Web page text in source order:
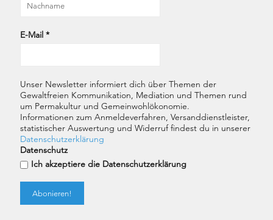
E-Mail *
Unser Newsletter informiert dich über Themen der
Gewaltfreien Kommunikation, Mediation und Themen rund
um Permakultur und Gemeinwohlökonomie.
Informationen zum Anmeldeverfahren, Versanddienstleister,
statistischer Auswertung und Widerruf findest du in unserer
Datenschutzerklärung
Datenschutz
Ich akzeptiere die Datenschutzerklärung